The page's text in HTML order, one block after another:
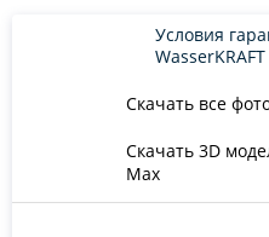
Скачать все
Скачать 3D
Max
Условия
WasserKRAFT